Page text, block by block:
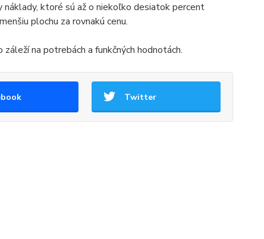
ktoré sú až o niekoľko desiatok percent
plochu za rovnakú cenu.
na potrebách a funkčných hodnotách.
Twitter